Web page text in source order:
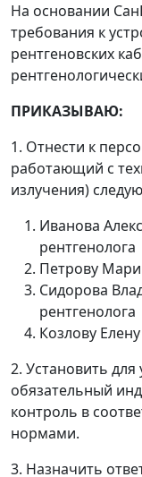
На основании
требования к
рентгеновских
ПРИКАЗЫВАЮ:
1. Отнести к
работающий с
излучения)
Иванова
рентгенолога
Петрову
Сидорова
рентгенолога
Козлову
2. Установить
обязательный
контроль в
нормами.
3. Назначить